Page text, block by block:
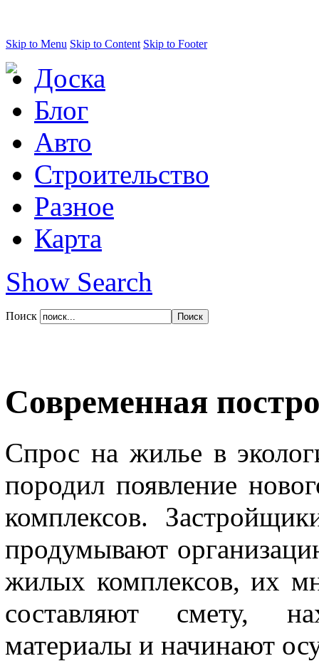
Skip to Menu Skip to Content Skip to Footer
Доска
Блог
Авто
Строительство
Разное
Карта
Show Search
Поиск
Современная
Спрос на жилье в
породил появление
комплексов.
продумывают
жилых комплексов, их
составляют смету,
материалы и начинают